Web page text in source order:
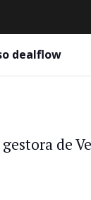
dealflow
de